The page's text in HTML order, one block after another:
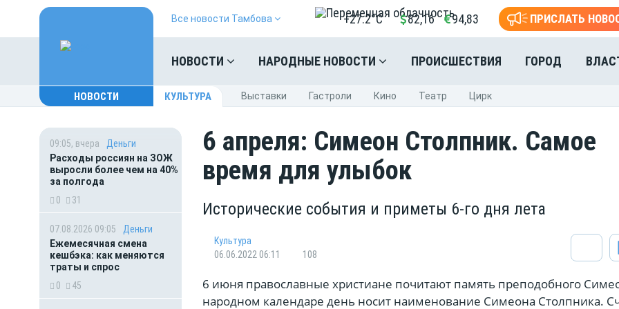
Все новости Тамбова +27.2°C 82,16 94,83 ПРИСЛАТЬ
НОВОСТИ НАРОДНЫЕ НОВОСТИ ПРОИСШЕСТВИЯ ГОРОД
НОВОСТИ КУЛЬТУРА Выставки Гастроли Кино Театр Цирк
09:05, вчера
Деньги
Расходы россиян на ЗОЖ
выросли более чем на 40%
за полгода
0
31
07.08.2026 09:05
Деньги
Ежемесячная смена
кешбэка: как меняются
траты и спрос
0
45
6 апреля: Симеон Столпник. Самое
время для улыбок
Исторические события и приметы 6-го дня лета
Культура
06.06.2022 06:11
108
6 июня православные христиане почитают память преподобного
народном календаре день носит наименование Симеона Столпника.